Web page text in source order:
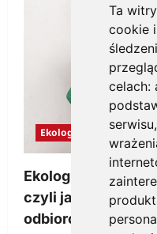
Ta
cookie
celach:
serwisu,
Ekologia
Ekologiczne
czyli jak wzbudzić
odbiorców